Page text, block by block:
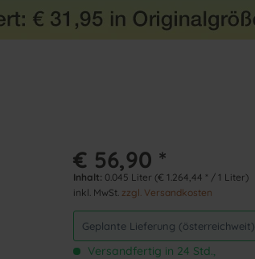
€ 56,90 *
Inhalt: 0.045 Liter (€ 1.264,44 * / 1 Liter)
inkl. MwSt. zzgl. Versandkosten
Geplante Lieferung (österreichweit)
Versandfertig in 24 Std.,